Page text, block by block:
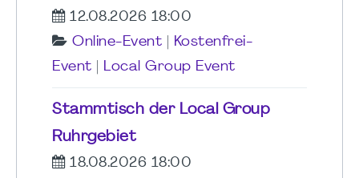
12.08.2026 18:00
Online-Event
Kostenfrei-
Event
Local Group Event
Stammtisch der Local Group
Ruhrgebiet
18.08.2026 18:00